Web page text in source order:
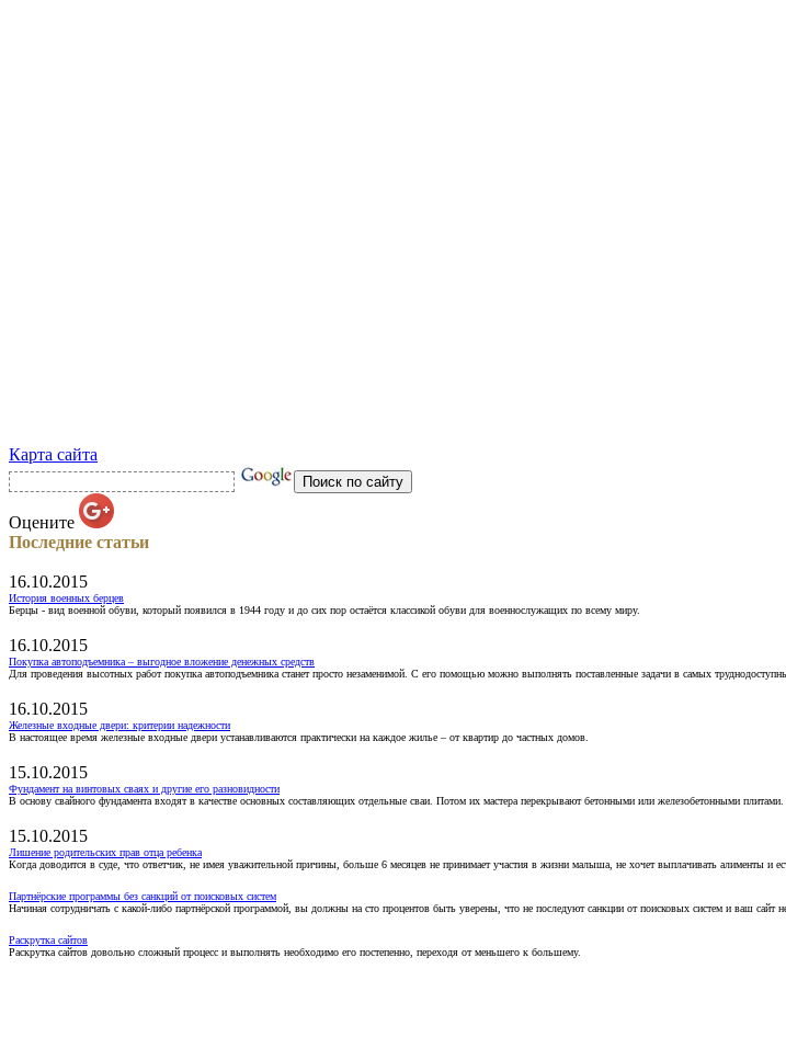
Карта сайта
Оцените
Последние статьи
16.10.2015
История военных берцев
Берцы - вид военной обуви, который появился в 1944 году и до сих пор остаётся классикой обуви для военнослужащих по всему миру.
16.10.2015
Покупка автоподъемника – выгодное вложение денежных средств
Для проведения высотных работ покупка автоподъемника станет просто незаменимой. С его помощью можно выполнять поставленные задачи в самых
16.10.2015
Железные входные двери: критерии надежности
В настоящее время железные входные двери устанавливаются практически на каждое жилье – от квартир до частных домов.
15.10.2015
Фундамент на винтовых сваях и другие его разновидности
В основу свайного фундамента входят в качестве основных составляющих отдельные сваи. Потом их мастера перекрывают бетонными или железобетонными плитами.
15.10.2015
Лишение родительских прав отца ребенка
Когда доводится в суде, что ответчик, не имея уважительной причины, больше 6 месяцев не принимает участия в жизни малыша, не хочет выплачивать алименты и
Партнёрские программы без санкций от поисковых систем
Начиная сотрудничать с какой-либо партнёрской программой, вы должны на сто процентов быть уверены, что не последуют санкции от поисковых систем и ваш сайт не
Раскрутка сайтов
Раскрутка сайтов довольно сложный процесс и выполнять необходимо его постепенно, переходя от меньшего к большему.